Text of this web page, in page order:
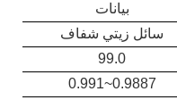
بيانات
سائل زيتي شفاف
99.0
0.9887~0.991